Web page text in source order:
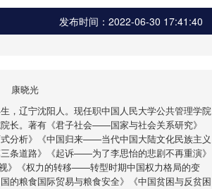
发布时间：2022-06-30 17:41:40
康晓光
，辽宁沈阳人。现任职中国人民大学公共管理学院
长。著有《君子社会——国家与社会关系研究》
分析》《中国归来——当代中国大陆文化民族主义
条道路》《起诉——为了李思怡的悲剧不再重演》
》《权力的转移——转型时期中国权力格局的变
粮食国际贸易与粮食安全》《中国贫困与反贫困